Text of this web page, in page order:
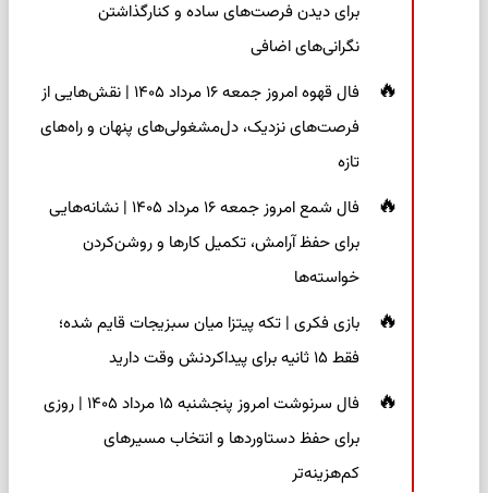
برای دیدن فرصت‌های ساده و کنارگذاشتن
نگرانی‌های اضافی
فال قهوه امروز جمعه ۱۶ مرداد ۱۴۰۵ | نقش‌هایی از
فرصت‌های نزدیک، دل‌مشغولی‌های پنهان و راه‌های
تازه
فال شمع امروز جمعه ۱۶ مرداد ۱۴۰۵ | نشانه‌هایی
برای حفظ آرامش، تکمیل کارها و روشن‌کردن
خواسته‌ها
بازی فکری | تکه پیتزا میان سبزیجات قایم شده؛
فقط ۱۵ ثانیه برای پیداکردنش وقت دارید
فال سرنوشت امروز پنجشنبه ۱۵ مرداد ۱۴۰۵ | روزی
برای حفظ دستاوردها و انتخاب مسیرهای
کم‌هزینه‌تر